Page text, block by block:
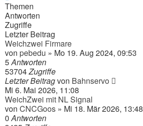
Themen
Antworten
Zugriffe
Letzter Beitrag
Weichzwei Firmare
von pebedu » Mo 19. Aug 2024, 09:53
5Antworten
53704Zugriffe
Letzter Beitragvon Bahnservo
Mi 6. Mai 2026, 11:08
WeichZwei mit NL Signal
von CNCGoos » Mi 18. Mär 2026, 13:48
0Antworten